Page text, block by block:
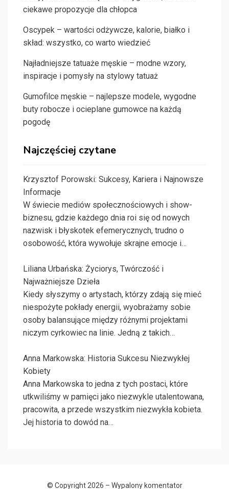
ciekawe propozycje dla chłopca
Oscypek – wartości odżywcze, kalorie, białko i
skład: wszystko, co warto wiedzieć
Najładniejsze tatuaże męskie – modne wzory,
inspiracje i pomysły na stylowy tatuaż
Gumofilce męskie – najlepsze modele, wygodne
buty robocze i ocieplane gumowce na każdą
pogodę
Najczęściej czytane
Krzysztof Porowski: Sukcesy, Kariera i Najnowsze
Informacje
W świecie mediów społecznościowych i show-
biznesu, gdzie każdego dnia roi się od nowych
nazwisk i błyskotek efemerycznych, trudno o
osobowość, która wywołuje skrajne emocje i…
Liliana Urbańska: Życiorys, Twórczość i
Najważniejsze Dzieła
Kiedy słyszymy o artystach, którzy zdają się mieć
niespożyte pokłady energii, wyobrażamy sobie
osoby balansujące między różnymi projektami
niczym cyrkowiec na linie. Jedną z takich…
Anna Markowska: Historia Sukcesu Niezwykłej
Kobiety
Anna Markowska to jedna z tych postaci, które
utkwiliśmy w pamięci jako niezwykle utalentowana,
pracowita, a przede wszystkim niezwykła kobieta.
Jej historia to dowód na…
© Copyright 2026 – Wypalony komentator